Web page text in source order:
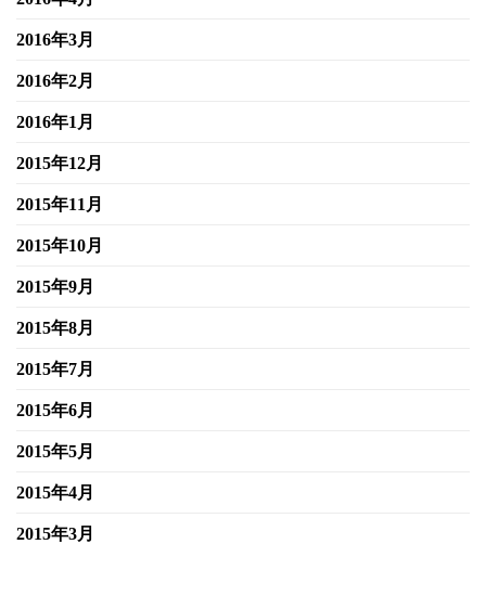
2016年3月
2016年2月
2016年1月
2015年12月
2015年11月
2015年10月
2015年9月
2015年8月
2015年7月
2015年6月
2015年5月
2015年4月
2015年3月